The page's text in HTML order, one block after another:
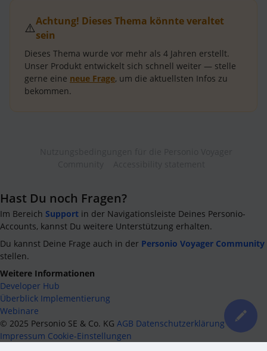
⚠️Achtung! Dieses Thema könnte veraltet
sein
Dieses Thema wurde vor mehr als 4 Jahren erstellt.
Unser Produkt entwickelt sich schnell weiter — stelle
gerne eine neue Frage, um die aktuellsten Infos zu
bekommen.
Hast Du noch Fragen?
Im Bereich Support in der Navigationsleiste Deines Personio-
Accounts, kannst Du weitere Unterstützung erhalten.
Du kannst Deine Frage auch in der Personio Voyager Community
stellen.
Weitere Informationen
Developer Hub
Überblick Implementierung
Webinare
© 2025 Personio SE & Co. KG AGB Datenschutzerklärung
Impressum Cookie-Einstellungen